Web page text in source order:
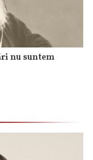
nu suntem